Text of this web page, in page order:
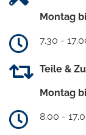
Montag
7.30 -
Teile &
Montag
8.00 -